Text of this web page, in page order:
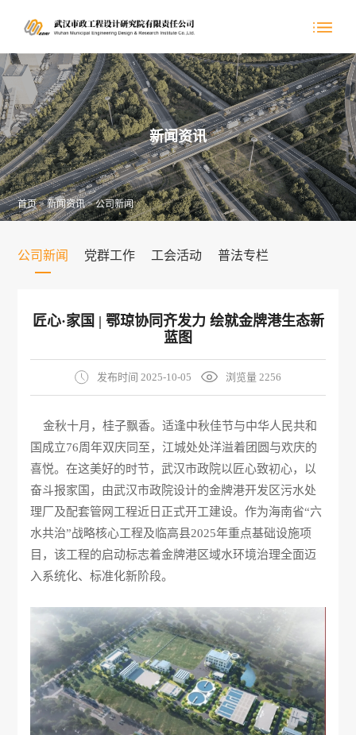
新闻资讯
首页>新闻资讯>公司新闻
公司新闻 党群工作 工会活动 普法专栏
匠心·家国 | 鄂琼协同齐发力 绘就金牌港生态新
蓝图
发布时间 2025-10-05 浏览量 2256
金秋十月，桂子飘香。适逢中秋佳节与中华人民共和
国成立76周年双庆同至，江城处处洋溢着团圆与欢庆的
喜悦。在这美好的时节，武汉市政院以匠心致初心，以
奋斗报家国，由武汉市政院设计的金牌港开发区污水处
理厂及配套管网工程近日正式开工建设。作为海南省“六
水共治”战略核心工程及临高县2025年重点基础设施项
目，该工程的启动标志着金牌港区域水环境治理全面迈
入系统化、标准化新阶段。